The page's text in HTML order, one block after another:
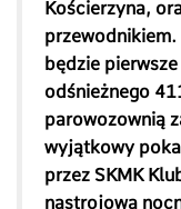
Kościerzyna,
będzie
odśnieżnego
parowozownią
wyjątkowy
przez SKMK
nastrojowa